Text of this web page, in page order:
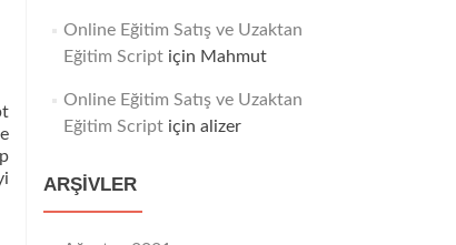
Online Eğitim Satış ve Uzaktan
Eğitim Scriptiçin Mahmut
Online Eğitim Satış ve Uzaktan
Eğitim Scriptiçin alizer
ARŞIVLER